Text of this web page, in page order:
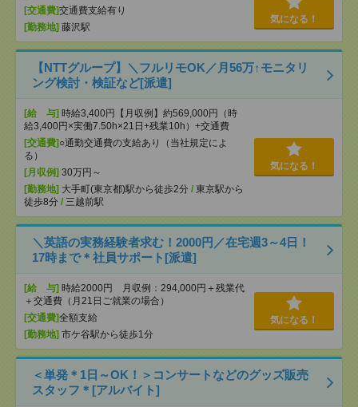
[交通費]交通費支給有り
[勤務地] 藤沢駅
気になる！
【NTTグループ】＼フルリモOK／月56万↑モニタリ
ング検討・検証など[派遣]
[給 与] 時給3,400円【月収例】約569,000円（時
給3,400円×実働7.50h×21日+残業10h）+交通費
[交通費] ○通勤交通費の支給あり（当社規定によ
る）
[月収例] 30万円～
[勤務地] 大手町(東京都)駅から徒歩2分 / 東京駅から
徒歩8分 / 三越前駅
気になる！
＼英語の実務経験者求む！2000円／在宅週3～4日！
17時まで＊社員サポート[派遣]
[給 与] 時給2000円 月収例：294,000円＋残業代
＋交通費（月21日ご就業の場合）
[交通費]全額支給
[勤務地] 市ケ谷駅から徒歩1分
気になる！
＜単発＊1日～OK！＞コンサートなどのグッズ販売
スタッフ＊[アルバイト]